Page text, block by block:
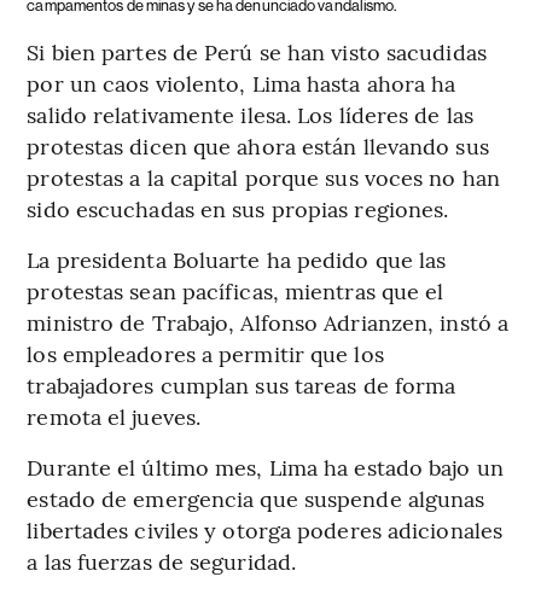
campamentos de minas y se ha denunciado vandalismo.
Si bien partes de Perú se han visto sacudidas
por un caos violento, Lima hasta ahora ha
salido relativamente ilesa. Los líderes de las
protestas dicen que ahora están llevando sus
protestas a la capital porque sus voces no han
sido escuchadas en sus propias regiones.
La presidenta Boluarte ha pedido que las
protestas sean pacíficas, mientras que el
ministro de Trabajo, Alfonso Adrianzen, instó a
los empleadores a permitir que los
trabajadores cumplan sus tareas de forma
remota el jueves.
Durante el último mes, Lima ha estado bajo un
estado de emergencia que suspende algunas
libertades civiles y otorga poderes adicionales
a las fuerzas de seguridad.